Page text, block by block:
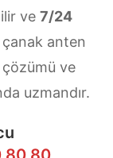
ve 7/24
anten
ve
uzmandır.